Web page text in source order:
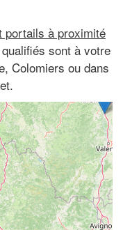
portails à proximité
sont à votre
Colomiers ou dans